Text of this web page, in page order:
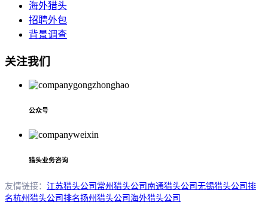
海外猎头
招聘外包
背景调查
关注我们
公众号
猎头业务咨询
友情链接： 江苏猎头公司 常州猎头公司南通猎头公司无锡猎头公司排
名杭州猎头公司排名扬州猎头公司海外猎头公司